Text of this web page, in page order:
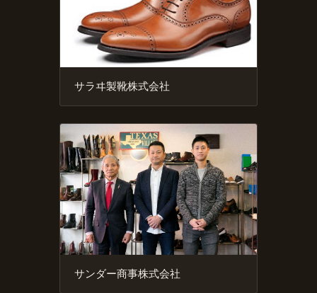
サラヰ製靴株式会社
サンダー商事株式会社